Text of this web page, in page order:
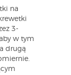
na
3-
w tym
drugą